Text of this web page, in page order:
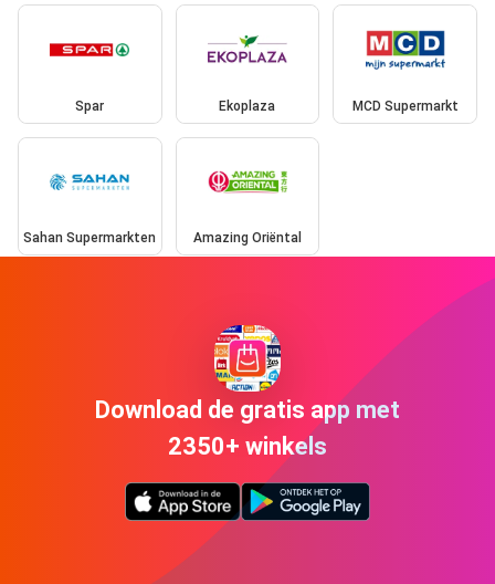
Spar Ekoplaza MCD Supermarkt
Sahan Supermarkten Amazing Oriëntal
Download de gratis app met
2350+ winkels